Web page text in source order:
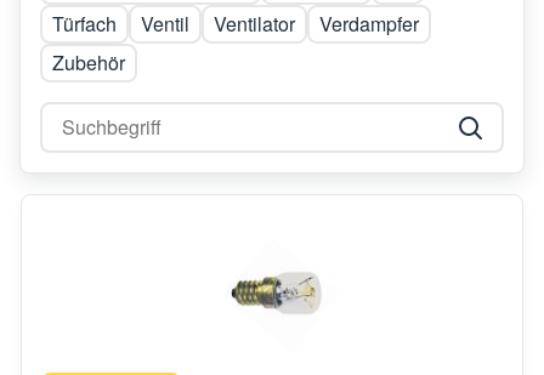
Türfach
Ventil Ventilator
Verdampfer
Zubehör